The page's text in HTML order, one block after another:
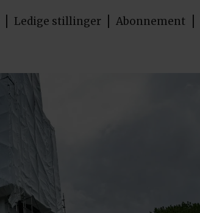
Ledige stillinger Abonnement